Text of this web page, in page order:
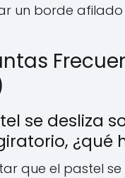
un borde afilado
se desliza
¿qué
que el pastel se